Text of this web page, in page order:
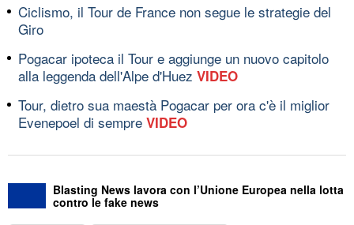
Ciclismo, il Tour de France non segue le strategie del
Giro
Pogacar ipoteca il Tour e aggiunge un nuovo capitolo
alla leggenda dell'Alpe d'Huez VIDEO
Tour, dietro sua maestà Pogacar per ora c'è il miglior
Evenepoel di sempre VIDEO
Blasting News lavora con l’Unione Europea nella lotta
contro le fake news